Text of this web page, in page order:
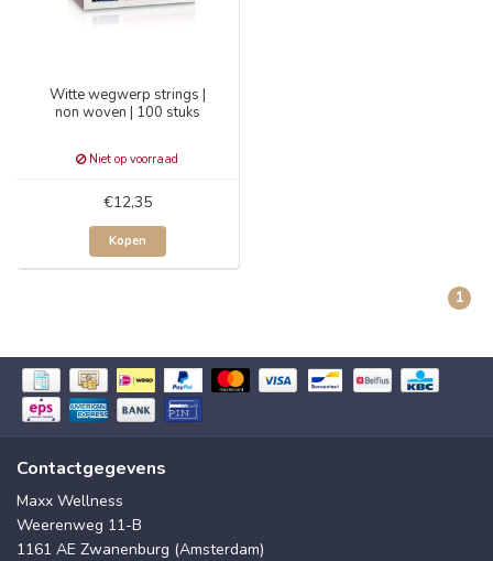
Witte wegwerp strings |
non woven | 100 stuks
Niet op voorraad
€12,35
Kopen
1
Contactgegevens
Maxx Wellness
Weerenweg 11-B
1161 AE Zwanenburg (Amsterdam)